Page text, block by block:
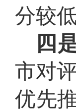
分较
四
市对
优先